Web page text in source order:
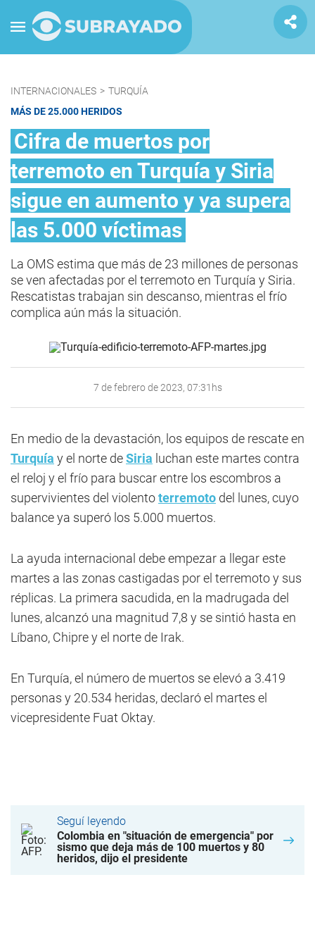
INTERNACIONALES > TURQUÍA
MÁS DE 25.000 HERIDOS
Cifra de muertos por
terremoto en Turquía y Siria
sigue en aumento y ya supera
las 5.000 víctimas
La OMS estima que más de 23 millones de personas
se ven afectadas por el terremoto en Turquía y Siria.
Rescatistas trabajan sin descanso, mientras el frío
complica aún más la situación.
7 de febrero de 2023, 07:31hs
En medio de la devastación, los equipos de rescate en
Turquía y el norte deSiria luchan este martes contra
el reloj y el frío para buscar entre los escombros a
supervivientes del violentoterremoto del lunes, cuyo
balance ya superó los 5.000 muertos.
La ayuda internacional debe empezar a llegar este
martes a las zonas castigadas por el terremoto y sus
réplicas. La primera sacudida, en la madrugada del
lunes, alcanzó una magnitud 7,8 y se sintió hasta en
Líbano, Chipre y el norte de Irak.
En Turquía, el número de muertos se elevó a 3.419
personas y 20.534 heridas, declaró el martes el
vicepresidente Fuat Oktay.
Seguí leyendo
Colombia en "situación de emergencia" por
sismo que deja más de 100 muertos y 80
heridos, dijo el presidente